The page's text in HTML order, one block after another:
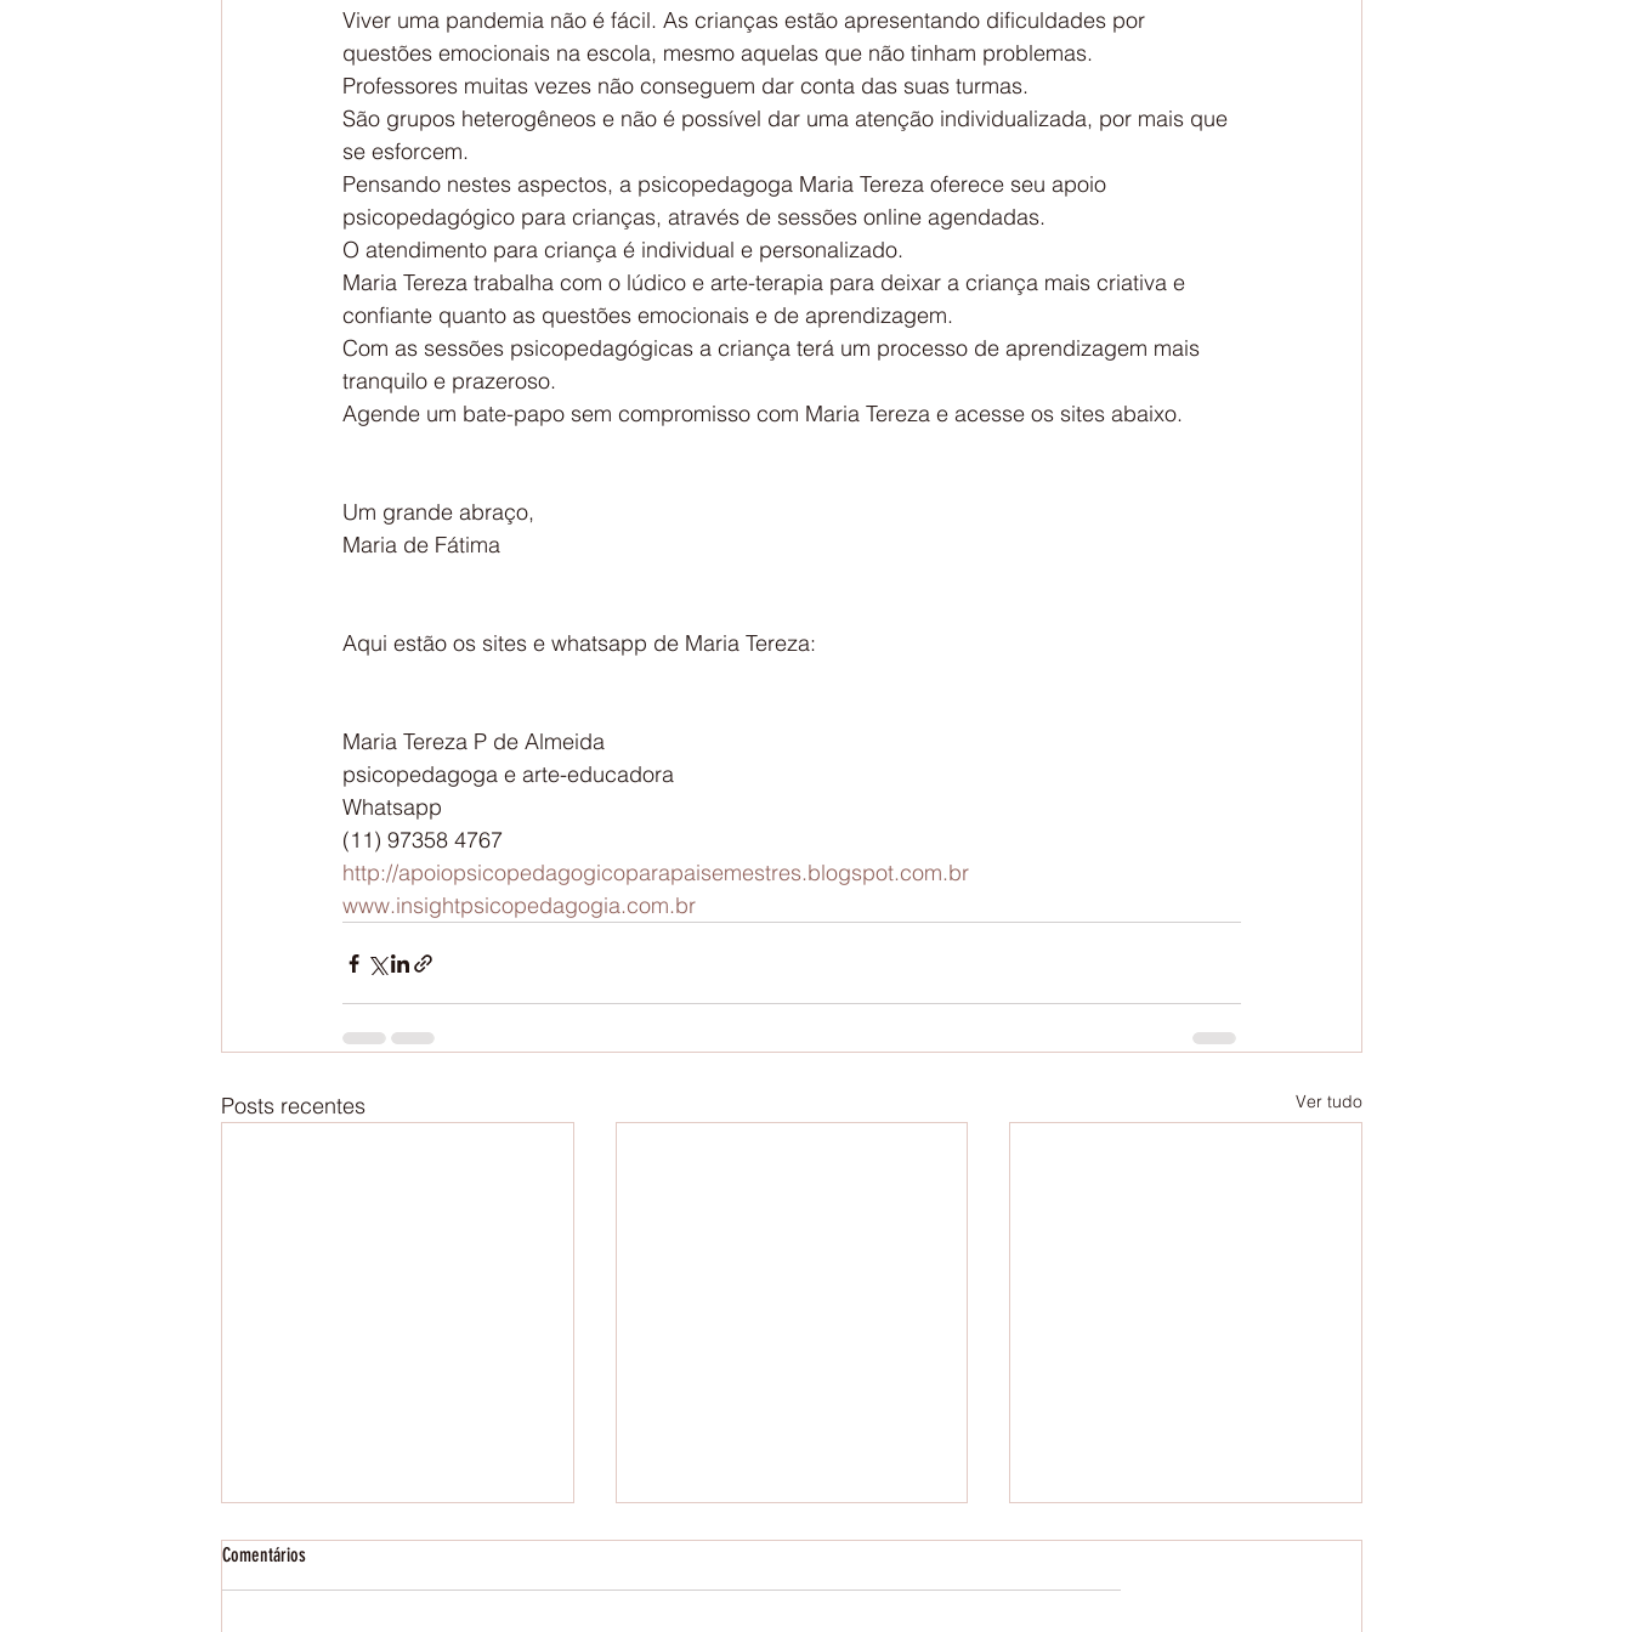
Viver uma pandemia não é fácil. As crianças estão apresentando dificuldades por
questões emocionais na escola, mesmo aquelas que não tinham problemas.
Professores muitas vezes não conseguem dar conta das suas turmas.
São grupos heterogêneos e não é possível dar uma atenção individualizada, por mais que
se esforcem.
Pensando nestes aspectos, a psicopedagoga Maria Tereza oferece seu apoio
psicopedagógico para crianças, através de sessões online agendadas.
O atendimento para criança é individual e personalizado.
Maria Tereza trabalha com o lúdico e arte-terapia para deixar a criança mais criativa e
confiante quanto as questões emocionais e de aprendizagem.
Com as sessões psicopedagógicas a criança terá um processo de aprendizagem mais
tranquilo e prazeroso.
Agende um bate-papo sem compromisso com Maria Tereza e acesse os sites abaixo.
Um grande abraço,
Maria de Fátima
Aqui estão os sites e whatsapp de Maria Tereza:
Maria Tereza P de Almeida
psicopedagoga e arte-educadora
Whatsapp
(11) 97358 4767
http://apoiopsicopedagogicoparapaisemestres.blogspot.com.br
www.insightpsicopedagogia.com.br
Posts recentes Ver tudo
Comentários